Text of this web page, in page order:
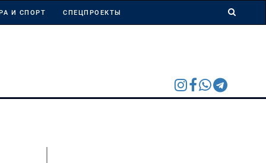
И СПОРТ СПЕЦПРОЕКТЫ